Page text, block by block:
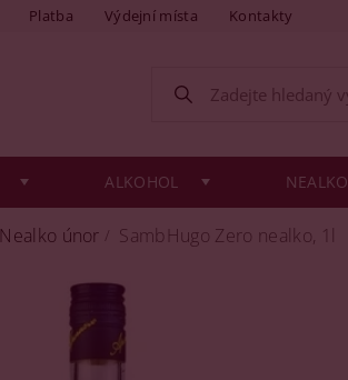
Platba Výdejní místa Kontakty
ALKOHOL NEALKO
Nealko únor SambHugo Zero nealko, 1l